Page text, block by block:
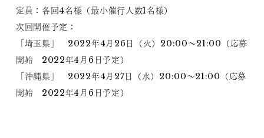
定員：各回4名様（最小催行人数1名様）
次回開催予定：
「埼玉県」 2022年4月26日（火）20:00～21:00（応募
開始 2022年4月6日予定）
「沖縄県」 2022年4月27日（水）20:00～21:00（応募
開始 2022年4月6日予定）